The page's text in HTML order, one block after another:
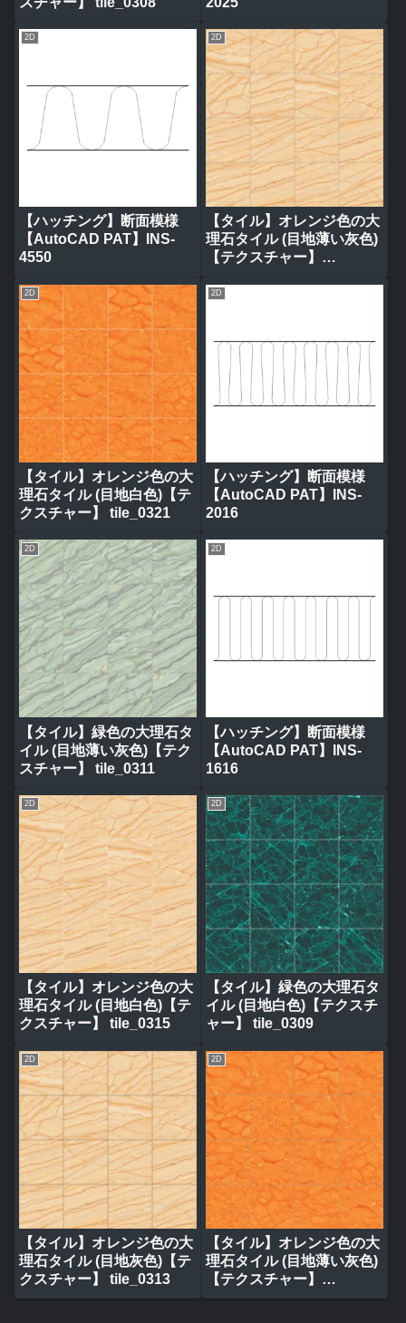
2D
【ハッチング】断面模様
【AutoCAD PAT】INS-
4550
2D
【タイル】オレンジ色の大
理石タイル (目地薄い灰色)
【テクスチャー】
2D
【タイル】オレンジ色の大
理石タイル (目地白色)【テ
クスチャー】 tile_0321
2D
【ハッチング】断面模様
【AutoCAD PAT】INS-
2016
2D
【タイル】緑色の大理石タ
イル (目地薄い灰色)【テク
スチャー】 tile_0311
2D
【ハッチング】断面模様
【AutoCAD PAT】INS-
1616
2D
【タイル】オレンジ色の大
理石タイル (目地白色)【テ
クスチャー】 tile_0315
2D
【タイル】緑色の大理石タ
イル (目地白色)【テクスチ
ャー】 tile_0309
2D
【タイル】オレンジ色の大
理石タイル (目地灰色)【テ
クスチャー】 tile_0313
2D
【タイル】オレンジ色の大
理石タイル (目地薄い灰色)
【テクスチャー】
tile_0320